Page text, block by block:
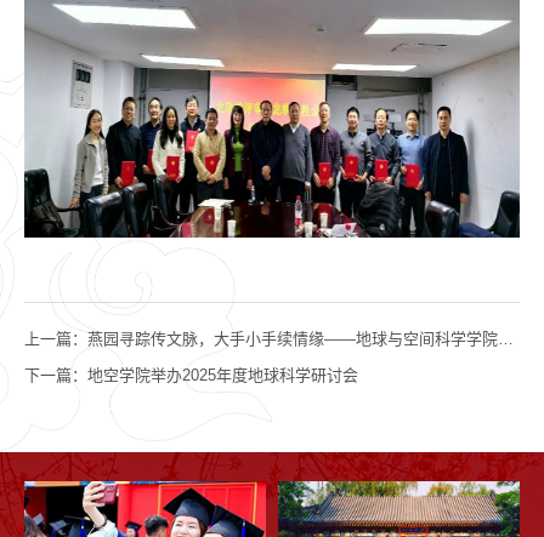
上一篇： 燕园寻踪传文脉，大手小手续情缘——地球与空间科学学院举办“大手牵小手”校庆亲子活动
下一篇： 地空学院举办2025年度地球科学研讨会